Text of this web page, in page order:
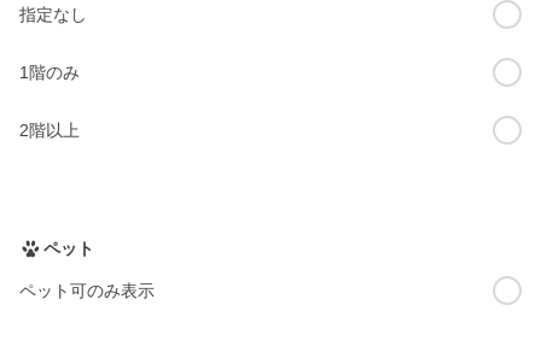
指定なし
1階のみ
2階以上
ペット
ペット可のみ表示